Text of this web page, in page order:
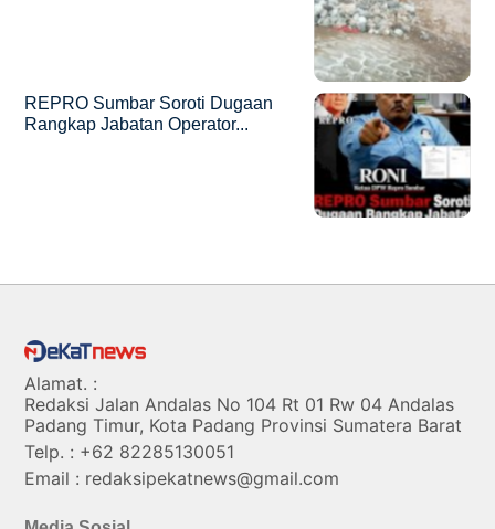
REPRO Sumbar Soroti Dugaan
Rangkap Jabatan Operator...
Alamat. :
Redaksi Jalan Andalas No 104 Rt 01 Rw 04 Andalas
Padang Timur, Kota Padang Provinsi Sumatera Barat
Telp. : +62 82285130051
Email : redaksipekatnews@gmail.com